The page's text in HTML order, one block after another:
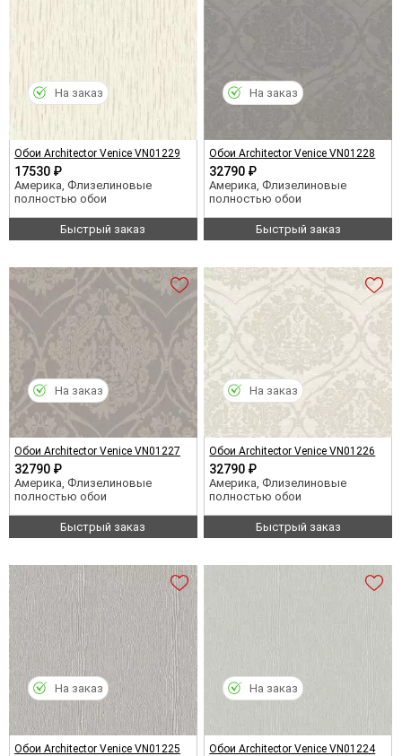
Обои Architector Venice VN01229
17530 ₽
Америка, Флизелиновые
полностью обои
Быстрый заказ
На заказ
Обои Architector Venice VN01228
32790 ₽
Америка, Флизелиновые
полностью обои
Быстрый заказ
На заказ
Обои Architector Venice VN01227
32790 ₽
Америка, Флизелиновые
полностью обои
Быстрый заказ
На заказ
Обои Architector Venice VN01226
32790 ₽
Америка, Флизелиновые
полностью обои
Быстрый заказ
На заказ
Обои Architector Venice VN01225
На заказ
Обои Architector Venice VN01224
На заказ